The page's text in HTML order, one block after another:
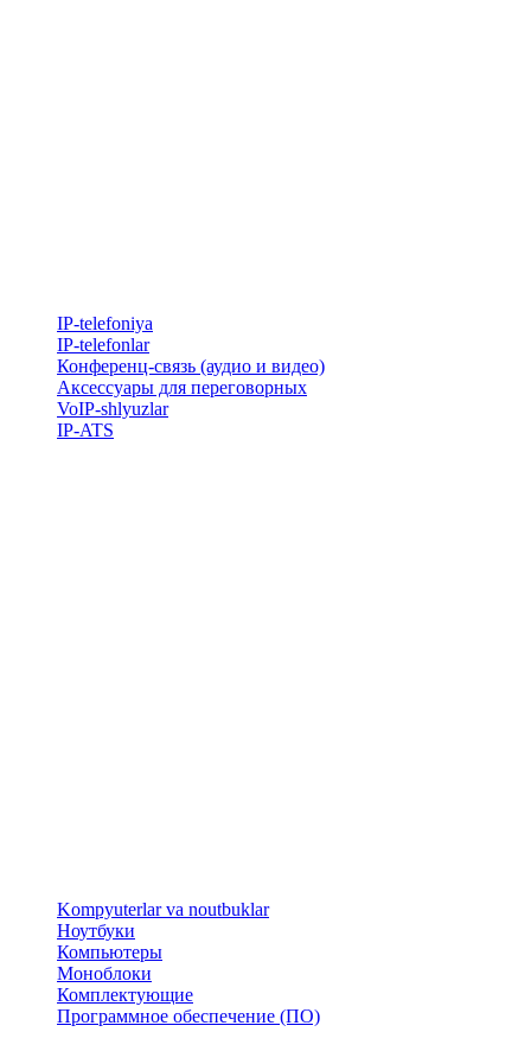
IP-telefoniya
​IP-telefonlar
Конференц-связь (аудио и видео)
Аксессуары для переговорных
VoIP-shlyuzlar
IP-ATS
​Kompyuterlar va noutbuklar
Ноутбуки
Компьютеры
Моноблоки
Комплектующие
Программное обеспечение (ПО)